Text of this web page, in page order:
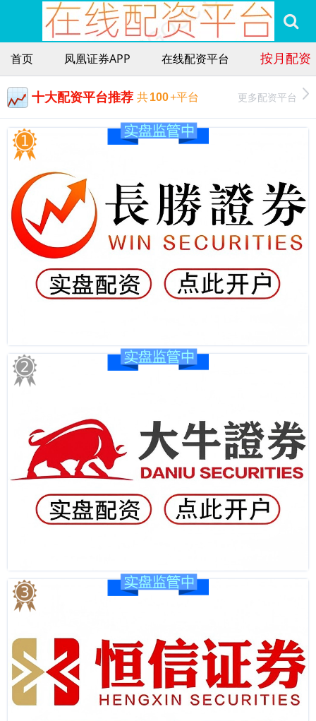
首页 凤凰证券APP 在线配资平台 按月配资
十大配资平台推荐 共100+平台 更多配资平台